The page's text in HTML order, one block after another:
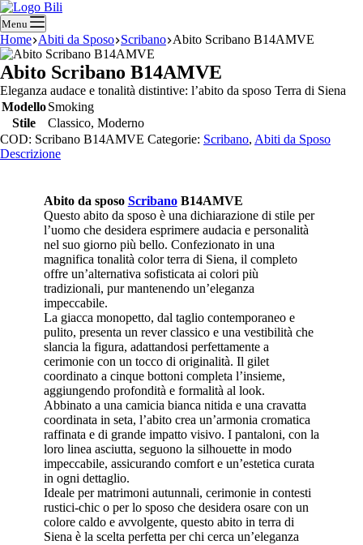
Menu
Home Abiti da Sposo Scribano Abito Scribano B14AMVE
Abito Scribano B14AMVE
Eleganza audace e tonalità distintive: l’abito da sposo Terra di Siena
ModelloSmoking
Stile
Classico, Moderno
COD: Scribano B14AMVE Categorie: Scribano, Abiti da Sposo
Descrizione
Abito da sposo ScribanoB14AMVE
Questo abito da sposo è una dichiarazione di stile per
l’uomo che desidera esprimere audacia e personalità
nel suo giorno più bello. Confezionato in una
magnifica tonalità color terra di Siena, il completo
offre un’alternativa sofisticata ai colori più
tradizionali, pur mantenendo un’eleganza
impeccabile.
La giacca monopetto, dal taglio contemporaneo e
pulito, presenta un rever classico e una vestibilità che
slancia la figura, adattandosi perfettamente a
cerimonie con un tocco di originalità. Il gilet
coordinato a cinque bottoni completa l’insieme,
aggiungendo profondità e formalità al look.
Abbinato a una camicia bianca nitida e una cravatta
coordinata in seta, l’abito crea un’armonia cromatica
raffinata e di grande impatto visivo. I pantaloni, con la
loro linea asciutta, seguono la silhouette in modo
impeccabile, assicurando comfort e un’estetica curata
in ogni dettaglio.
Ideale per matrimoni autunnali, cerimonie in contesti
rustici-chic o per lo sposo che desidera osare con un
colore caldo e avvolgente, questo abito in terra di
Siena è la scelta perfetta per chi cerca un’eleganza